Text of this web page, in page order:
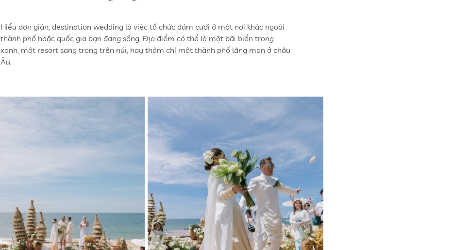
Hiểu đơn giản, destination wedding là việc tổ chức đám cưới ở một nơi khác ngoài
thành phố hoặc quốc gia bạn đang sống. Địa điểm có thể là một bãi biển trong
xanh, một resort sang trọng trên núi, hay thậm chí một thành phố lãng mạn ở châu
Âu.